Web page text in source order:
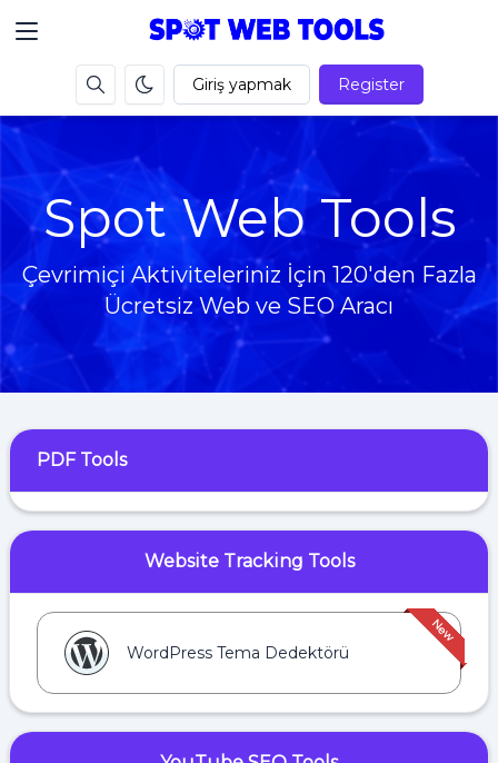
Giriş yapmak Register
Spot Web Tools
Çevrimiçi Aktiviteleriniz İçin 120'den Fazla
Ücretsiz Web ve SEO Aracı
PDF Tools
Website Tracking Tools
WordPress Tema Dedektörü